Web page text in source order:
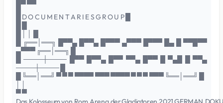
█ D O C U M E N T A R I E S G R O U P █
█ ╔══│══╗ █▀▀▄ █▀▀▄ █▀▀▀ ▄▀▀▀ █▀▀▀ █▄ █ ▀▀█▀▀
▄▀▀▀ ╔══│══╗ █
█ ────┼──── █▀▀ █▀▀▄ █▀▀ ▀▀▄ █▀▀ █ ▀▄█ █ ▀▀▄
────┼──── █
█ ╚══│══╝ ▀ ▀ ▀ ▀▀▀▀ ▀▀▀ ▀▀▀▀ ▀ ▀ ▀ ▀▀▀ ╚══│══╝ █
▀ ▀